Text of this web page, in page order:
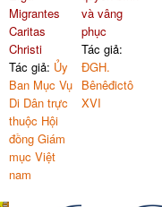
Migrantes
Caritas
Christi
Tác giả: Ủy
Ban Mục Vụ
Di Dân trực
thuộc Hội
đồng Giám
mục Việt
nam
và vâng
phục
Tác giả:
ĐGH.
Bênêđictô
XVI